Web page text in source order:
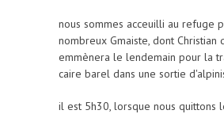
nous sommes acceuilli au refuge
nombreux Gmaiste, dont Christian
emmènera le lendemain pour la
caire barel dans une sortie
il est 5h30, lorsque nous quittons